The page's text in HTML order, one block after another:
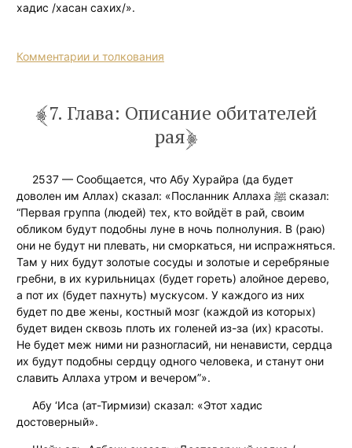
хадис /хасан сахих/».
Комментарии и толкования
7. Глава: Описание обитателей
рая
2537 — Сообщается, что Абу Хурайра (да будет
доволен им Аллах) сказал: «Посланник Аллаха ﷺ сказал:
“Первая группа (людей) тех, кто войдёт в рай, своим
обликом будут подобны луне в ночь полнолуния. В (раю)
они не будут ни плевать, ни сморкаться, ни испражняться.
Там у них будут золотые сосуды и золотые и серебряные
гребни, в их курильницах (будет гореть) алойное дерево,
а пот их (будет пахнуть) мускусом. У каждого из них
будет по две жены, костный мозг (каждой из которых)
будет виден сквозь плоть их голеней из-за (их) красоты.
Не будет меж ними ни разногласий, ни ненависти, сердца
их будут подобны сердцу одного человека, и станут они
славить Аллаха утром и вечером”».
Абу ‘Иса (ат-Тирмизи) сказал: «Этот хадис
достоверный».